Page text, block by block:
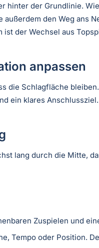
hinter der Grundlinie.
außerdem den Weg ans
der Wechsel aus
anpassen
die Schlagfläche
ein klares
lang durch die Mitte,
Zuspielen und
Tempo oder Position.